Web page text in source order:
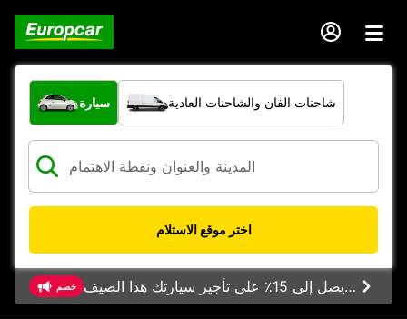
ما نوع المركبة؟
سيارة شاحنات الفان والشاحنات العادية
اختر موقع الاستلام
خصم خصم يصل إلى 15٪ على تأجير سيارتك هذا الصيف